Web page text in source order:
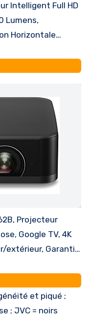
Intelligent Full HD
Lumens,
Horizontale
intégré,
Projecteur
Google TV, 4K
extérieur, Garantie
et piqué ;
; JVC = noirs